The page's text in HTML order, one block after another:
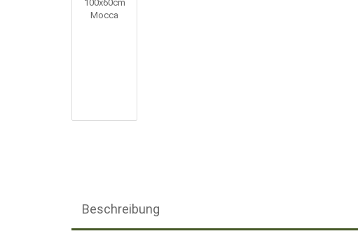
Beschreibung